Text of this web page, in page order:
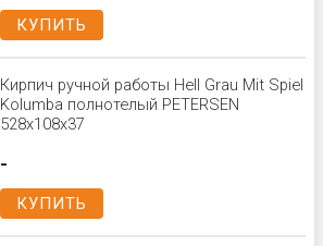
КУПИТЬ
Кирпич ручной работы Hell Grau Mit Spiel
Kolumba полнотелый PETERSEN
528x108x37
-
КУПИТЬ